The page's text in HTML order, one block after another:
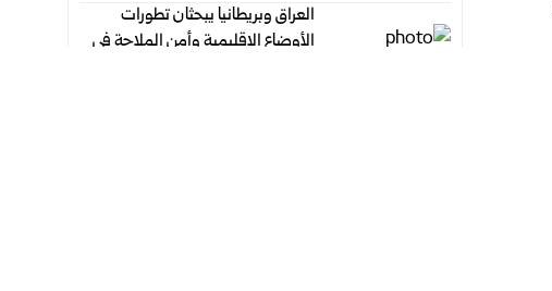
العراق وبريطانيا يبحثان تطورات
الأوضاع الإقليمية وأمن الملاحة في